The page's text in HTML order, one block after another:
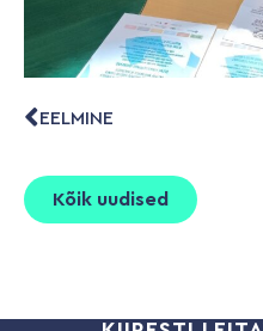
EELMINE
Kõik uudised